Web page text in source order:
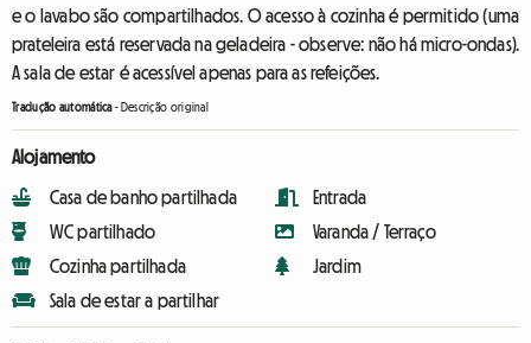
e o lavabo são compartilhados. O acesso à cozinha é permitido (uma
prateleira está reservada na geladeira - observe: não há micro-ondas).
A sala de estar é acessível apenas para as refeições.
Tradução automática- Descrição original
Alojamento
Casa de banho partilhada
WC partilhado
Cozinha partilhada
Sala de estar a partilhar
Entrada
Varanda / Terraço
Jardim